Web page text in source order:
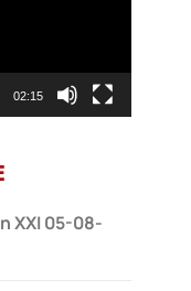
02:15
XXI 05-08-